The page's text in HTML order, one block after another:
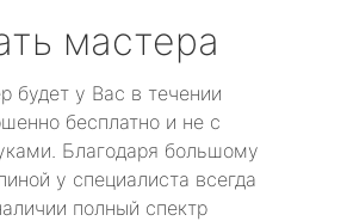
мастера
будет у Вас в течении
бесплатно и не с
Благодаря большому
у специалиста всегда
полный спектр